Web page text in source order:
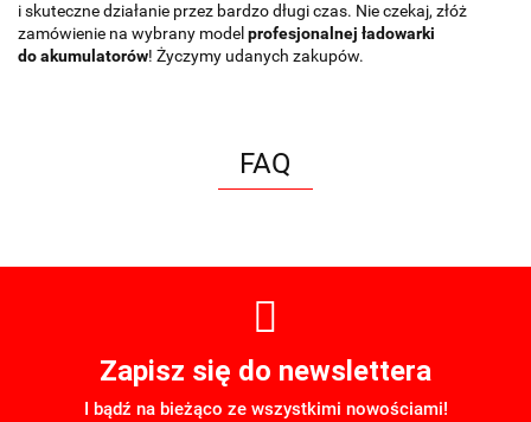
i skuteczne działanie przez bardzo długi czas. Nie czekaj, złóż
zamówienie na wybrany model profesjonalnej ładowarki
do akumulatorów! Życzymy udanych zakupów.
FAQ
Zapisz się do newslettera
I bądź na bieżąco ze wszystkimi nowościami!